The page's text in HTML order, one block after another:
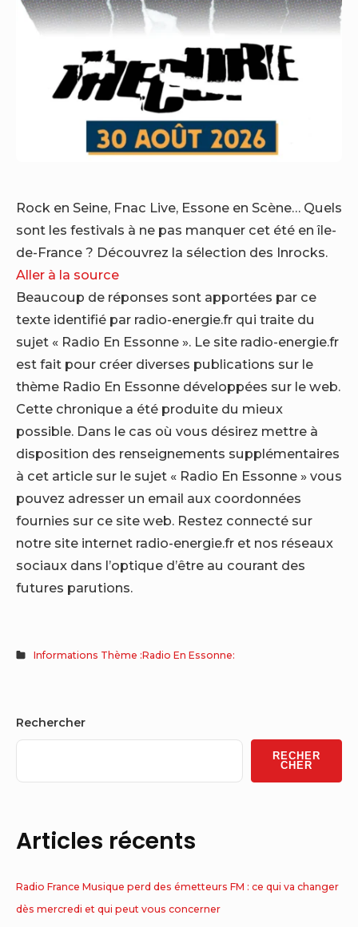
Rock en Seine, Fnac Live, Essone en Scène… Quels
sont les festivals à ne pas manquer cet été en île-
de-France ? Découvrez la sélection des Inrocks.
Aller à la source
Beaucoup de réponses sont apportées par ce
texte identifié par radio-energie.fr qui traite du
sujet « Radio En Essonne ». Le site radio-energie.fr
est fait pour créer diverses publications sur le
thème Radio En Essonne développées sur le web.
Cette chronique a été produite du mieux
possible. Dans le cas où vous désirez mettre à
disposition des renseignements supplémentaires
à cet article sur le sujet « Radio En Essonne » vous
pouvez adresser un email aux coordonnées
fournies sur ce site web. Restez connecté sur
notre site internet radio-energie.fr et nos réseaux
sociaux dans l’optique d’être au courant des
futures parutions.
Informations Thème :Radio En Essonne:
Sidebar
Widget
Area
Rechercher
RECHER
CHER
Articles récents
Radio France Musique perd des émetteurs FM : ce qui va changer
dès mercredi et qui peut vous concerner